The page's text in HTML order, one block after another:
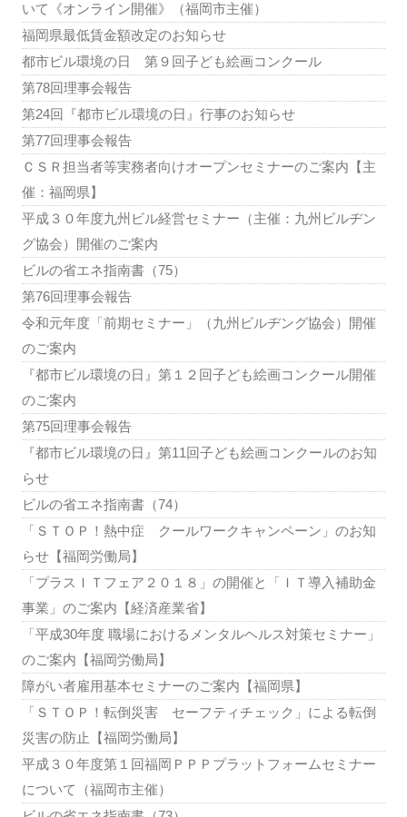
いて《オンライン開催》（福岡市主催）
福岡県最低賃金額改定のお知らせ
都市ビル環境の日 第９回子ども絵画コンクール
第78回理事会報告
第24回『都市ビル環境の日』行事のお知らせ
第77回理事会報告
ＣＳＲ担当者等実務者向けオープンセミナーのご案内【主
催：福岡県】
平成３０年度九州ビル経営セミナー（主催：九州ビルヂン
グ協会）開催のご案内
ビルの省エネ指南書（75）
第76回理事会報告
令和元年度「前期セミナー」（九州ビルヂング協会）開催
のご案内
『都市ビル環境の日』第１２回子ども絵画コンクール開催
のご案内
第75回理事会報告
『都市ビル環境の日』第11回子ども絵画コンクールのお知
らせ
ビルの省エネ指南書（74）
「ＳＴＯＰ！熱中症 クールワークキャンペーン」のお知
らせ【福岡労働局】
「プラスＩＴフェア２０１８」の開催と「ＩＴ導入補助金
事業」のご案内【経済産業省】
「平成30年度 職場におけるメンタルヘルス対策セミナー」
のご案内【福岡労働局】
障がい者雇用基本セミナーのご案内【福岡県】
「ＳＴＯＰ！転倒災害 セーフティチェック」による転倒
災害の防止【福岡労働局】
平成３０年度第１回福岡ＰＰＰプラットフォームセミナー
について（福岡市主催）